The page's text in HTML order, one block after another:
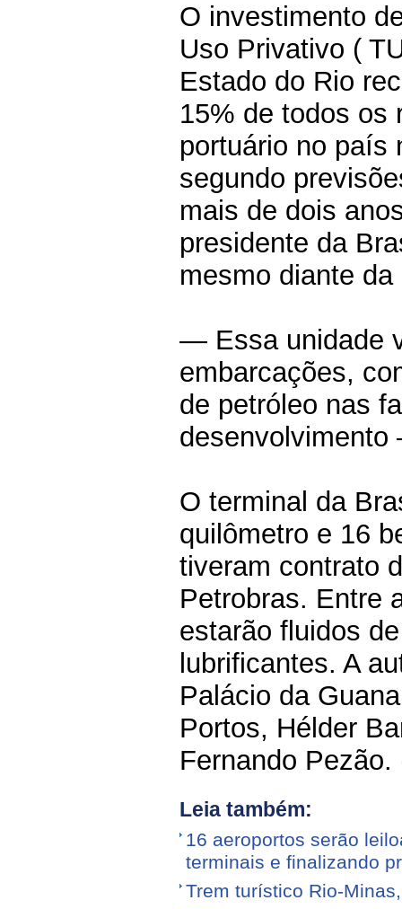
O investimento
Uso Privativo (
Estado do Rio
15% de todos os
portuário no país
segundo
mais de dois
presidente da
mesmo diante
— Essa unidade
embarcações,
de petróleo nas
O terminal da
quilômetro e 16
tiveram contrato
Petrobras. Entre
estarão fluidos
lubrificantes. A
Palácio da
Portos, Hélder
Fernando
Leia também:
16 aeroportos serão
terminais e finalizando
Trem turístico Rio-